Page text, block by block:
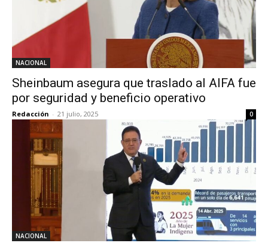
NACIONAL
Sheinbaum asegura que traslado al AIFA fue
por seguridad y beneficio operativo
Redacción - 21 julio, 2025 0
NACIONAL